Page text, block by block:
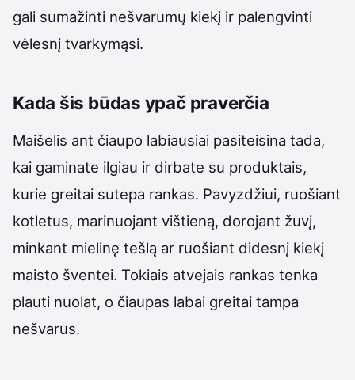
gali sumažinti nešvarumų kiekį ir palengvinti
vėlesnį tvarkymąsi.
Kada šis būdas ypač praverčia
Maišelis ant čiaupo labiausiai pasiteisina tada,
kai gaminate ilgiau ir dirbate su produktais,
kurie greitai sutepa rankas. Pavyzdžiui, ruošiant
kotletus, marinuojant vištieną, dorojant žuvį,
minkant mielinę tešlą ar ruošiant didesnį kiekį
maisto šventei. Tokiais atvejais rankas tenka
plauti nuolat, o čiaupas labai greitai tampa
nešvarus.